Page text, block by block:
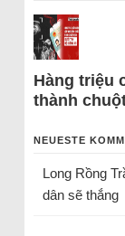
Hàng triệu
thành
NEUESTE
Long Rồng
dân sẽ thắng